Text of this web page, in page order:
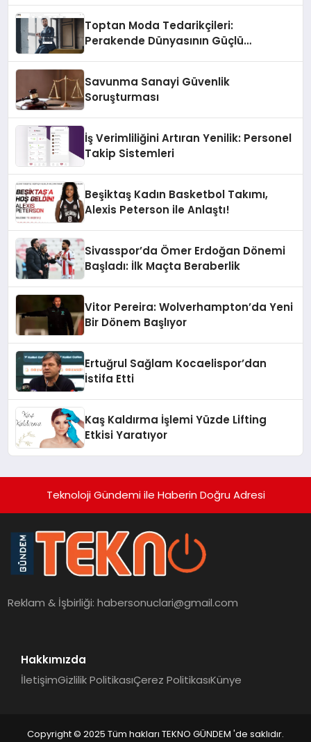
Toptan Moda Tedarikçileri:
Perakende Dünyasının Güçlü
Savunma Sanayi Güvenlik
Soruşturması
İş Verimliliğini Artıran Yenilik: Personel
Takip Sistemleri
Beşiktaş Kadın Basketbol Takımı,
Alexis Peterson ile Anlaştı!
Sivasspor’da Ömer Erdoğan Dönemi
Başladı: İlk Maçta Beraberlik
Vitor Pereira: Wolverhampton’da Yeni
Bir Dönem Başlıyor
Ertuğrul Sağlam Kocaelispor’dan
İstifa Etti
Kaş Kaldırma İşlemi Yüzde Lifting
Etkisi Yaratıyor
Teknoloji Gündemi ile Haberin Doğru Adresi
Reklam & İşbirliği:habersonuclari@gmail.com
Hakkımızda
İletişimGizlilik PolitikasıÇerez PolitikasıKünye
Copyright © 2025 Tüm hakları TEKNO GÜNDEM 'de saklıdır.